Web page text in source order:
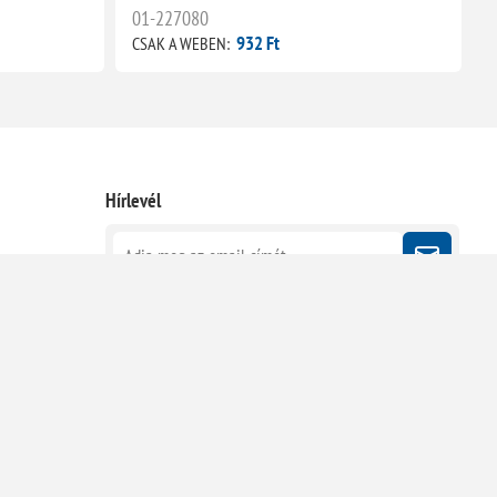
01-227080
CSAK A WEBEN: 932 Ft
Hírlevél